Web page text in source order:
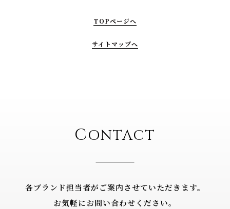
TOPページへ
サイトマップへ
CONTACT
各ブランド担当者がご案内させていただきます。
お気軽にお問い合わせください。